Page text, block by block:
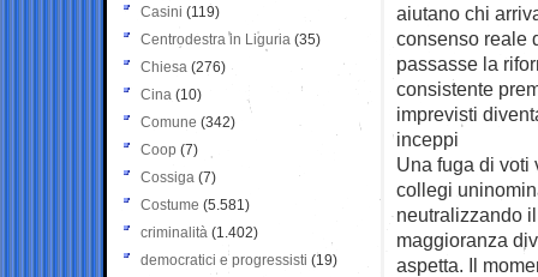
aiutano chi
consenso reale
passasse la
consistente
imprevisti
inceppi
Una fuga di voti
collegi
neutralizzando
maggioranza
aspetta. Il
Casini (119)
Centrodestra in Liguria (35)
Chiesa (276)
Cina (10)
Comune (342)
Coop (7)
Cossiga (7)
Costume (5.581)
criminalità (1.402)
democratici e progressisti (19)